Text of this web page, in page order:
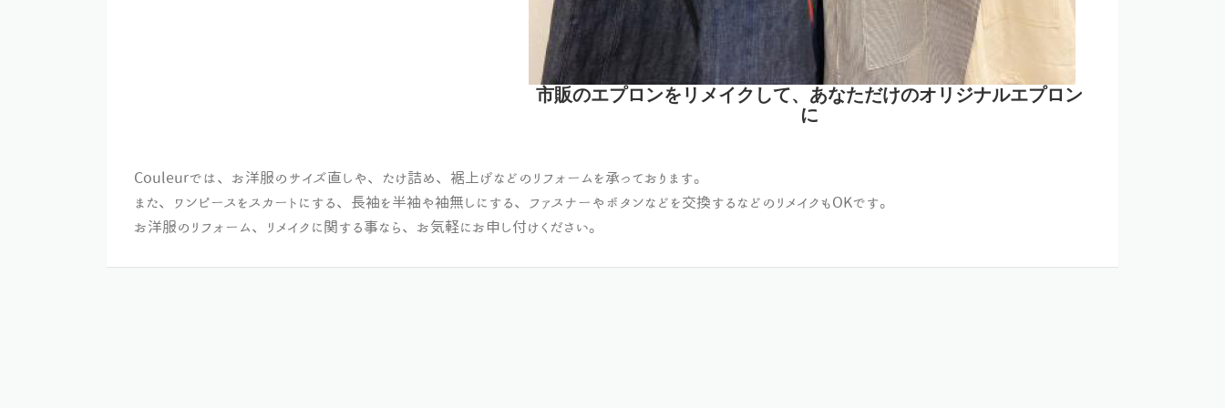
市販のエプロンをリメイクして、あなただけのオリジナルエプロン
に
Couleurでは、お洋服のサイズ直しや、たけ詰め、裾上げなどのリフォームを承っております。
また、ワンピースをスカートにする、長袖を半袖や袖無しにする、ファスナーやボタンなどを交換するなどのリメイクもOKです。
お洋服のリフォーム、リメイクに関する事なら、お気軽にお申し付けください。